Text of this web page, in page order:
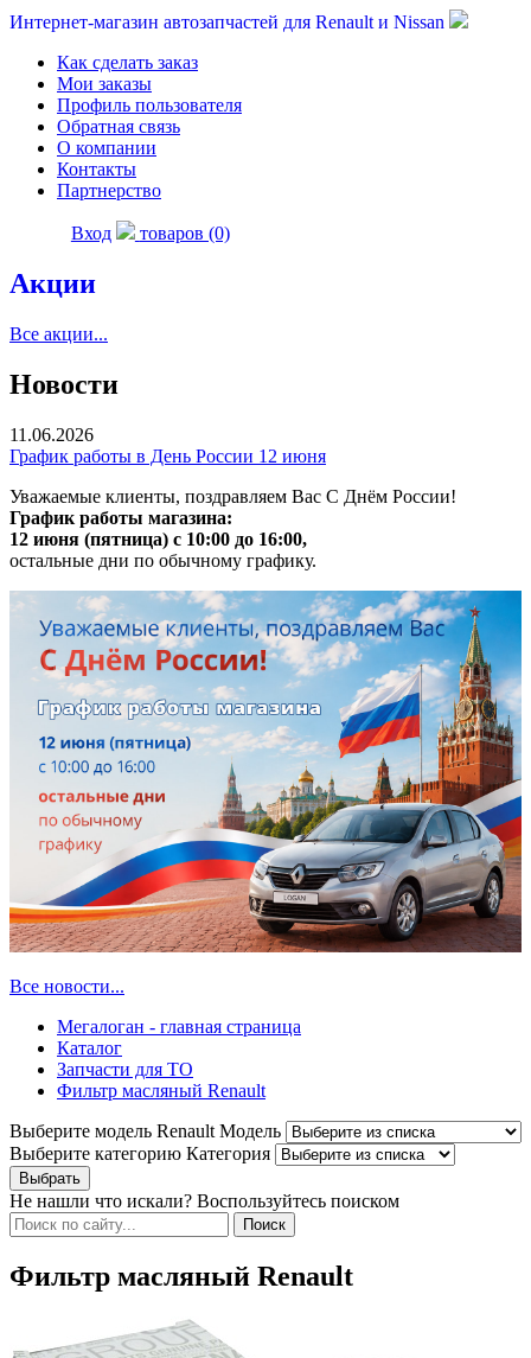
Интернет-магазин автозапчастей для Renault и Nissan
Как сделать заказ
Мои заказы
Профиль пользователя
Обратная связь
О компании
Контакты
Партнерство
Вход товаров (0)
Акции
Все акции...
Новости
11.06.2026
График работы в День России 12 июня
Уважаемые клиенты, поздравляем Вас С Днём России!
График работы магазина:
12 июня (пятница) с 10:00 до 16:00,
остальные дни по обычному графику.
Все новости...
Мегалоган - главная страница
Каталог
Запчасти для ТО
Фильтр масляный Renault
Выберите модель Renault Модель
Выберите категорию Категория
Не нашли что искали? Воспользуйтесь поиском
Фильтр масляный Renault